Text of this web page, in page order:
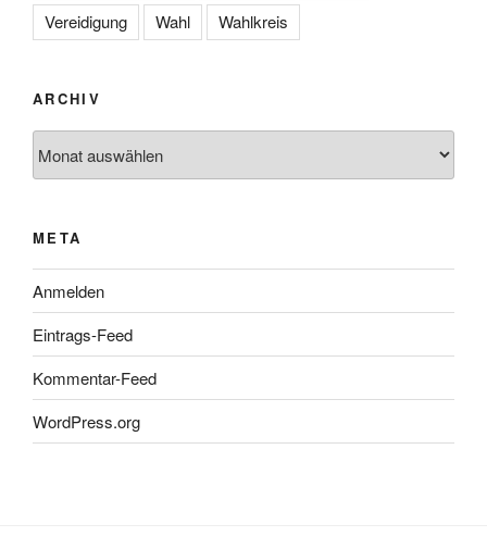
Vereidigung
Wahl Wahlkreis
ARCHIV
META
Anmelden
Eintrags-Feed
Kommentar-Feed
WordPress.org